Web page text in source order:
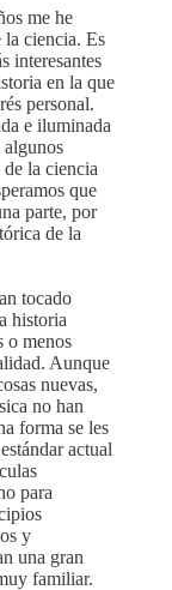
me he
la ciencia. Es
interesantes
en la que
personal.
e iluminada
algunos
la ciencia
que
parte, por
de la
tocado
historia
o menos
Aunque
nuevas,
no han
forma se les
actual
para
y
una gran
familiar.